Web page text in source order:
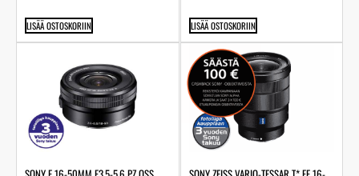
LISÄÄ OSTOSKORIIN LISÄÄ OSTOSKORIIN